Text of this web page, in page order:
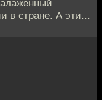
в стране. А эти...